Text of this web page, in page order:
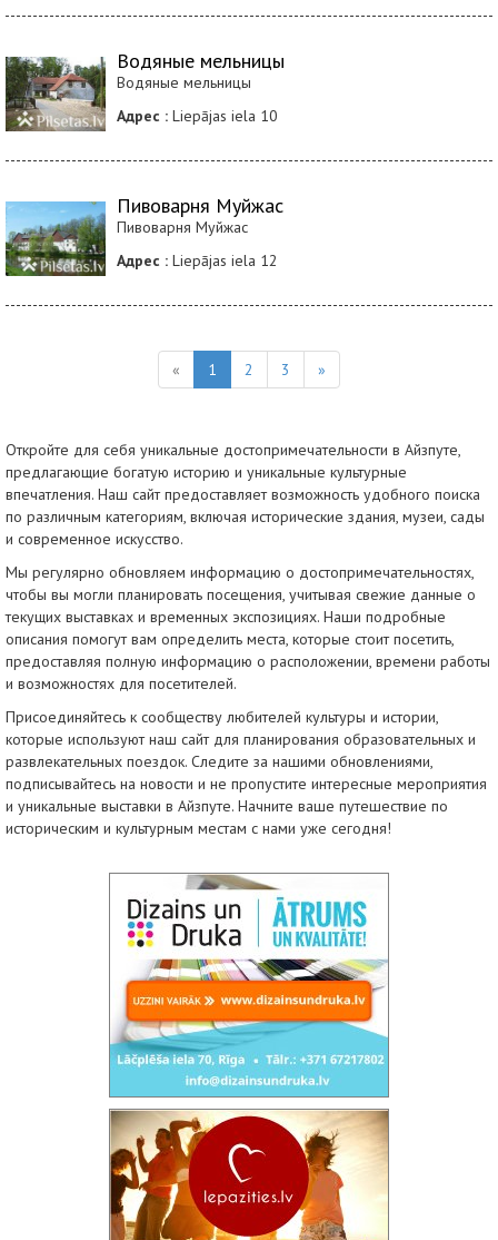
Водяные мельницы
Водяные мельницы
Адрес : Liepājas iela 10
Пивоварня Муйжас
Пивоварня Муйжас
Адрес : Liepājas iela 12
« 1 2 3 »
Откройте для себя уникальные достопримечательности в Айзпуте,
предлагающие богатую историю и уникальные культурные
впечатления. Наш сайт предоставляет возможность удобного поиска
по различным категориям, включая исторические здания, музеи, сады
и современное искусство.
Мы регулярно обновляем информацию о достопримечательностях,
чтобы вы могли планировать посещения, учитывая свежие данные о
текущих выставках и временных экспозициях. Наши подробные
описания помогут вам определить места, которые стоит посетить,
предоставляя полную информацию о расположении, времени работы
и возможностях для посетителей.
Присоединяйтесь к сообществу любителей культуры и истории,
которые используют наш сайт для планирования образовательных и
развлекательных поездок. Следите за нашими обновлениями,
подписывайтесь на новости и не пропустите интересные мероприятия
и уникальные выставки в Айзпуте. Начните ваше путешествие по
историческим и культурным местам с нами уже сегодня!